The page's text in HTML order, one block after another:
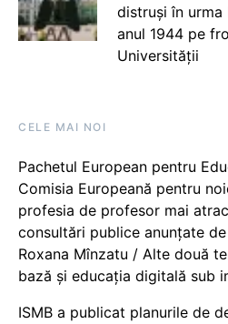
distruși în
anul 1944 pe
Universității
CELE MAI NOI
Pachetul European pentru
Comisia Europeană pentru
profesia de profesor mai
consultări publice anunțate
Roxana Mînzatu / Alte două
bază și educația digitală sub
ISMB a publicat planurile de